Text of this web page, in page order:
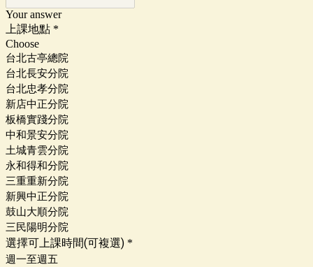
Your answer
上課地點 *
Choose
台北古亭總院
台北長安分院
台北忠孝分院
新店中正分院
板橋實踐分院
中和景安分院
土城青雲分院
永和得和分院
三重重新分院
新興中正分院
鼓山大順分院
三民陽明分院
選擇可上課時間(可複選) *
週一至週五